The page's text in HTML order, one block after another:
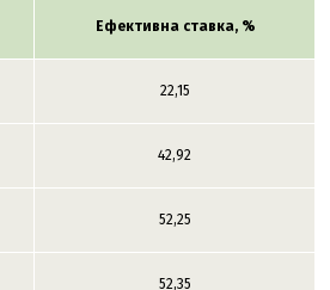
Ефективна ставка, %
22,15
42,92
52,25
52,35